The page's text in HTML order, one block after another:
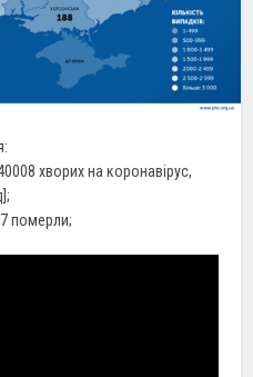
хворих на коронавірус,
померли;